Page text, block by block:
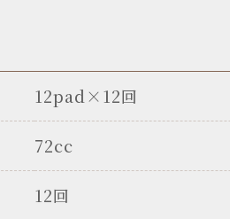
12pad×12回
72cc
12回